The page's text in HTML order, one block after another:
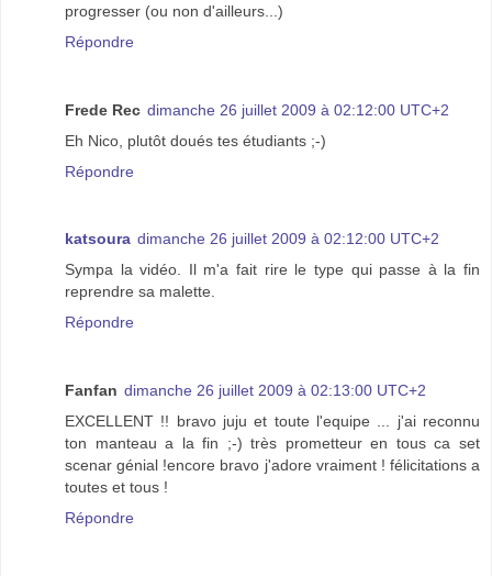
progresser (ou non d'ailleurs...)
Répondre
Frede Rec dimanche 26 juillet 2009 à 02:12:00 UTC+2
Eh Nico, plutôt doués tes étudiants ;-)
Répondre
katsoura dimanche 26 juillet 2009 à 02:12:00 UTC+2
Sympa la vidéo. Il m'a fait rire le type qui passe à la fin
reprendre sa malette.
Répondre
Fanfan dimanche 26 juillet 2009 à 02:13:00 UTC+2
EXCELLENT !! bravo juju et toute l'equipe ... j'ai reconnu
ton manteau a la fin ;-) très prometteur en tous ca set
scenar génial !encore bravo j'adore vraiment ! félicitations a
toutes et tous !
Répondre